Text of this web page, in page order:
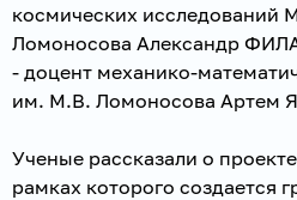
космических исследований
Ломоносова Александр
- доцент механико-
им. М.В. Ломоносова Артем
Ученые рассказали о
рамках которого создается